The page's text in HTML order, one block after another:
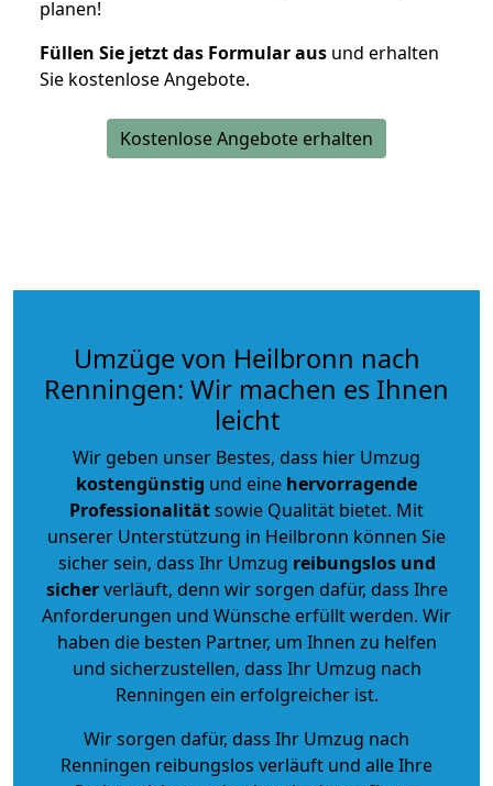
planen!
Füllen Sie jetzt das Formular aus und erhalten
Sie kostenlose Angebote.
Kostenlose Angebote erhalten
Umzüge von Heilbronn nach
Renningen: Wir machen es Ihnen
leicht
Wir geben unser Bestes, dass hier Umzug
kostengünstig und eine hervorragende
Professionalitätsowie Qualität bietet. Mit
unserer Unterstützung in Heilbronn können Sie
sicher sein, dass Ihr Umzug reibungslos und
sicherverläuft, denn wir sorgen dafür, dass Ihre
Anforderungen und Wünsche erfüllt werden. Wir
haben die besten Partner, um Ihnen zu helfen
und sicherzustellen, dass Ihr Umzug nach
Renningen ein erfolgreicher ist.
Wir sorgen dafür, dass Ihr Umzug nach
Renningen reibungslos verläuft und alle Ihre